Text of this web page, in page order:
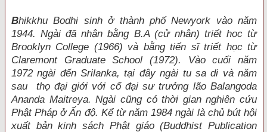
Bhikkhu Bodhi sinh ở thành phố Newyork vào năm
1944. Ngài đã nhận bằng B.A (cử nhân) triết học từ
Brooklyn College (1966) và bằng tiến sĩ triết học từ
Claremont Graduate School (1972). Vào cuối năm
1972 ngài đến Srilanka, tại đây ngài tu sa di và năm
sau thọ đại giới với cố đại sư trưởng lão Balangoda
Ananda Maitreya. Ngài cũng có thời gian nghiên cứu
Phật Pháp ở Ấn độ. Kể từ năm 1984 ngài là chủ bút hội
xuất bản kinh sách Phật giáo (Buddhist Publication